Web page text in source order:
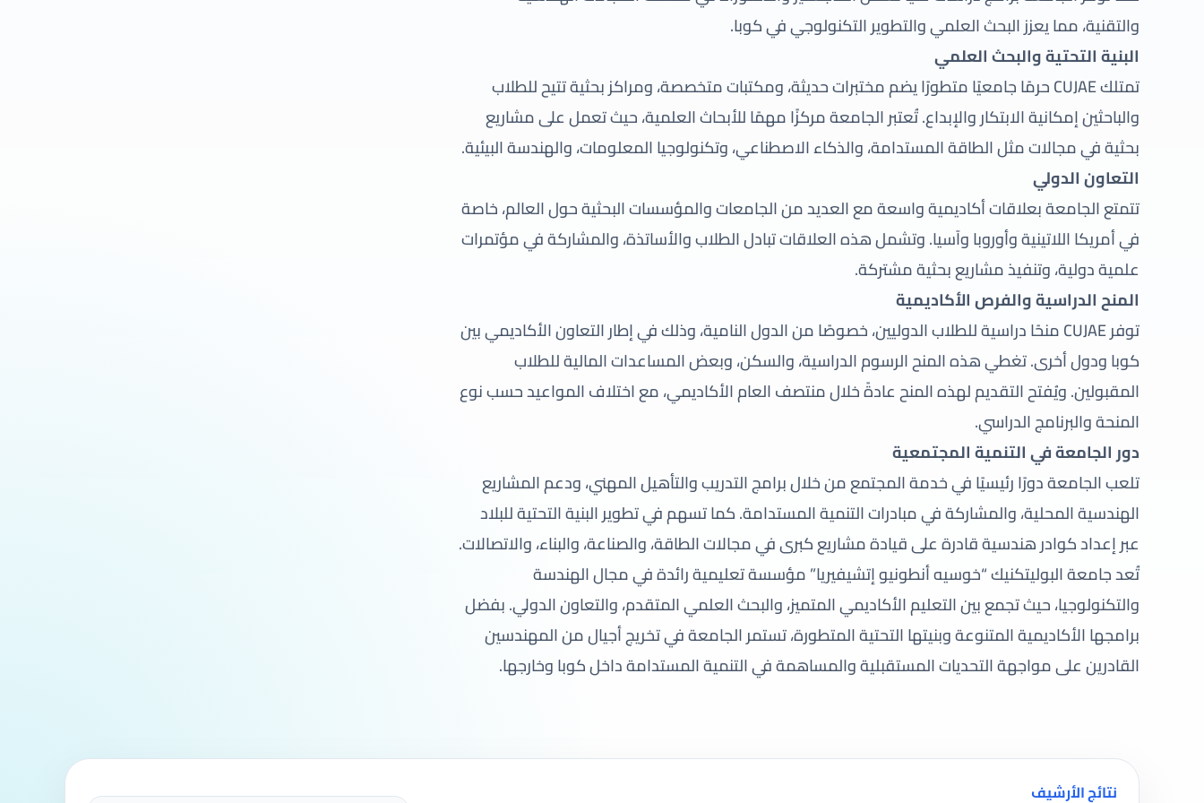
والتقنية، مما يعزز البحث العلمي والتطوير التكنولوجي في كوبا.
البنية التحتية والبحث العلمي
تمتلك CUJAE حرمًا جامعيًا متطورًا يضم مختبرات حديثة، ومكتبات متخصصة، ومراكز بحثية تتيح للطلاب
والباحثين إمكانية الابتكار والإبداع. تُعتبر الجامعة مركزًا مهمًا للأبحاث العلمية، حيث تعمل على مشاريع
بحثية في مجالات مثل الطاقة المستدامة، والذكاء الاصطناعي، وتكنولوجيا المعلومات، والهندسة البيئية.
التعاون الدولي
تتمتع الجامعة بعلاقات أكاديمية واسعة مع العديد من الجامعات والمؤسسات البحثية حول العالم، خاصة
في أمريكا اللاتينية وأوروبا وآسيا. وتشمل هذه العلاقات تبادل الطلاب والأساتذة، والمشاركة في مؤتمرات
علمية دولية، وتنفيذ مشاريع بحثية مشتركة.
المنح الدراسية والفرص الأكاديمية
توفر CUJAE منحًا دراسية للطلاب الدوليين، خصوصًا من الدول النامية، وذلك في إطار التعاون الأكاديمي بين
كوبا ودول أخرى. تغطي هذه المنح الرسوم الدراسية، والسكن، وبعض المساعدات المالية للطلاب
المقبولين. ويُفتح التقديم لهذه المنح عادةً خلال منتصف العام الأكاديمي، مع اختلاف المواعيد حسب نوع
المنحة والبرنامج الدراسي.
دور الجامعة في التنمية المجتمعية
تلعب الجامعة دورًا رئيسيًا في خدمة المجتمع من خلال برامج التدريب والتأهيل المهني، ودعم المشاريع
الهندسية المحلية، والمشاركة في مبادرات التنمية المستدامة. كما تسهم في تطوير البنية التحتية للبلاد
عبر إعداد كوادر هندسية قادرة على قيادة مشاريع كبرى في مجالات الطاقة، والصناعة، والبناء، والاتصالات.
تُعد جامعة البوليتكنيك “خوسيه أنطونيو إتشيفيريا” مؤسسة تعليمية رائدة في مجال الهندسة
والتكنولوجيا، حيث تجمع بين التعليم الأكاديمي المتميز، والبحث العلمي المتقدم، والتعاون الدولي. بفضل
برامجها الأكاديمية المتنوعة وبنيتها التحتية المتطورة، تستمر الجامعة في تخريج أجيال من المهندسين
القادرين على مواجهة التحديات المستقبلية والمساهمة في التنمية المستدامة داخل كوبا وخارجها.
نتائج الأرشيف